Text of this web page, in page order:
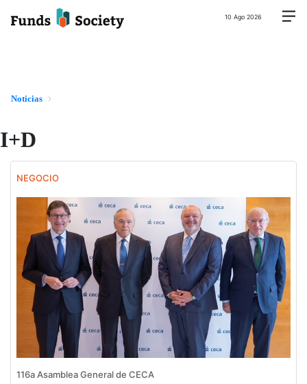
10 Ago 2026
Noticias
I+D
NEGOCIO
116a Asamblea General de CECA